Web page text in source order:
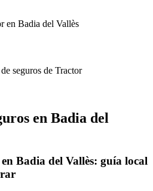
seguros de Tractor
en Badia del
Badia del Vallès: guía local